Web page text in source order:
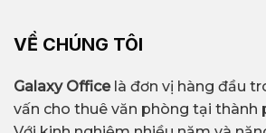
VỀ CHÚNG TÔI
Galaxy Officelà đơn vị hàng đầu
vấn cho thuê văn phòng tại thành